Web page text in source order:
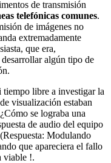
de transmisión
telefónicas comunes.
de imágenes no
extremadamente
que era,
algún tipo de
tiempo libre a investigar la
visualización estaban
se lograba una
de audio del equipo
Modulando
que apareciera el fallo
viable !.